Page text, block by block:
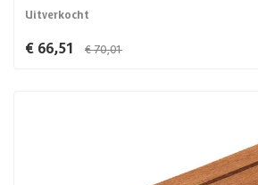
Uitverkocht
€ 66,51 € 70,01